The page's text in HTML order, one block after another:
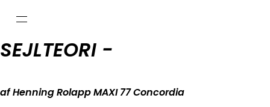
SEJLTEORI -
af Henning Rolapp MAXI 77 Concordia